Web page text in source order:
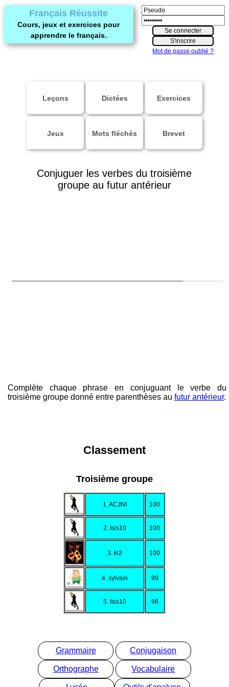
Français Réussite
Cours, jeux et exercices pour
apprendre le français.
Mot de passe oublié ?
Leçons Dictées Exercices
Jeux Mots fléchés Brevet
Conjuguer les verbes du troisième
groupe au futur antérieur
Complète chaque phrase en conjuguant le verbe du
troisième groupe donné entre parenthèses au futur antérieur.
Classement
Troisième groupe
1. ACJNI 100
2. Isis10 100
3. kl2 100
4. sylvain 99
5. Isis10 98
Grammaire Conjugaison
Orthographe Vocabulaire